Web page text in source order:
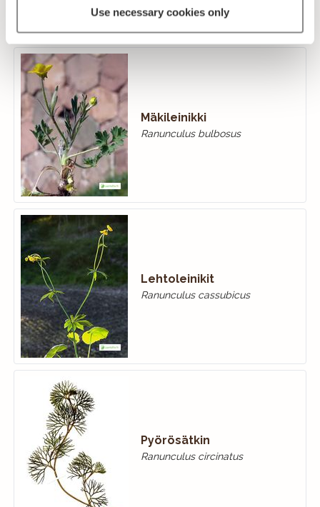
Use necessary cookies only
Mäkileinikki
Ranunculus bulbosus
Lehtoleinikit
Ranunculus cassubicus
Pyörösätkin
Ranunculus circinatus